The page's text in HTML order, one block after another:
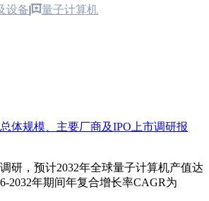
设备| 量子计算机
体规模、主要厂商及IPO上市调研报
研，预计2032年全球量子计算机产值达
2032年期间年复合增长率CAGR为